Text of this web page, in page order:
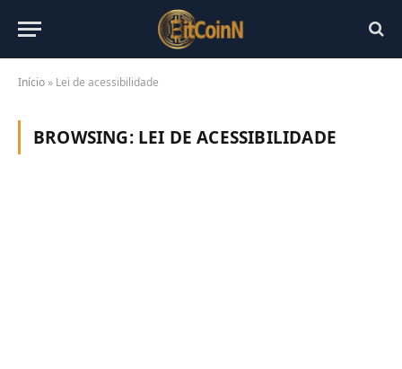
Início » Lei de acessibilidade
BROWSING: LEI DE ACESSIBILIDADE